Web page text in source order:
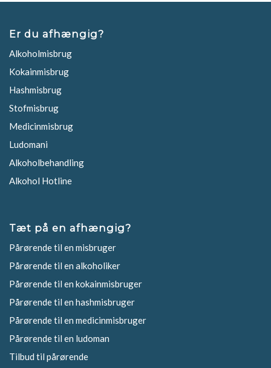
Er du afhængig?
Alkoholmisbrug
Kokainmisbrug
Hashmisbrug
Stofmisbrug
Medicinmisbrug
Ludomani
Alkoholbehandling
Alkohol Hotline
Tæt på en afhængig?
Pårørende til en misbruger
Pårørende til en alkoholiker
Pårørende til en kokainmisbruger
Pårørende til en hashmisbruger
Pårørende til en medicinmisbruger
Pårørende til en ludoman
Tilbud til pårørende